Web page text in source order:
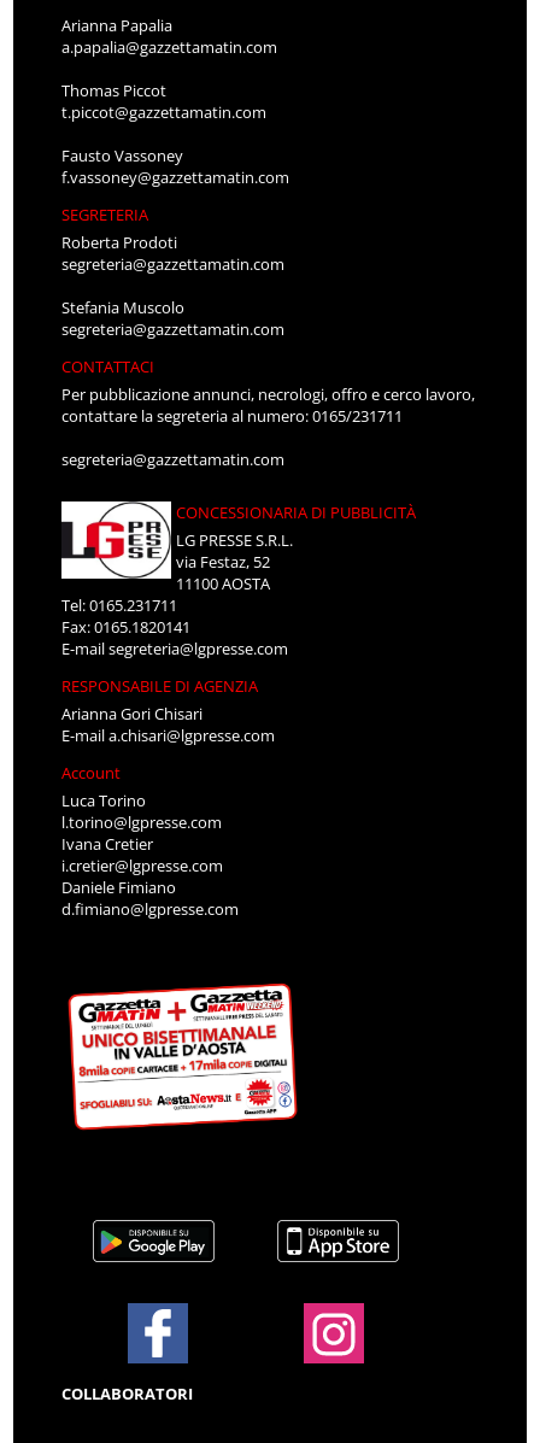
Arianna Papalia
a.papalia@gazzettamatin.com
Thomas Piccot
t.piccot@gazzettamatin.com
Fausto Vassoney
f.vassoney@gazzettamatin.com
SEGRETERIA
Roberta Prodoti
segreteria@gazzettamatin.com
Stefania Muscolo
segreteria@gazzettamatin.com
CONTATTACI
Per pubblicazione annunci, necrologi, offro e cerco lavoro,
contattare la segreteria al numero: 0165/231711
segreteria@gazzettamatin.com
CONCESSIONARIA DI PUBBLICITÀ
LG PRESSE S.R.L.
via Festaz, 52
11100 AOSTA
Tel: 0165.231711
Fax: 0165.1820141
E-mailsegreteria@lgpresse.com
RESPONSABILE DI AGENZIA
Arianna Gori Chisari
E-maila.chisari@lgpresse.com
Account
Luca Torino
l.torino@lgpresse.com
Ivana Cretier
i.cretier@lgpresse.com
Daniele Fimiano
d.fimiano@lgpresse.com
COLLABORATORI